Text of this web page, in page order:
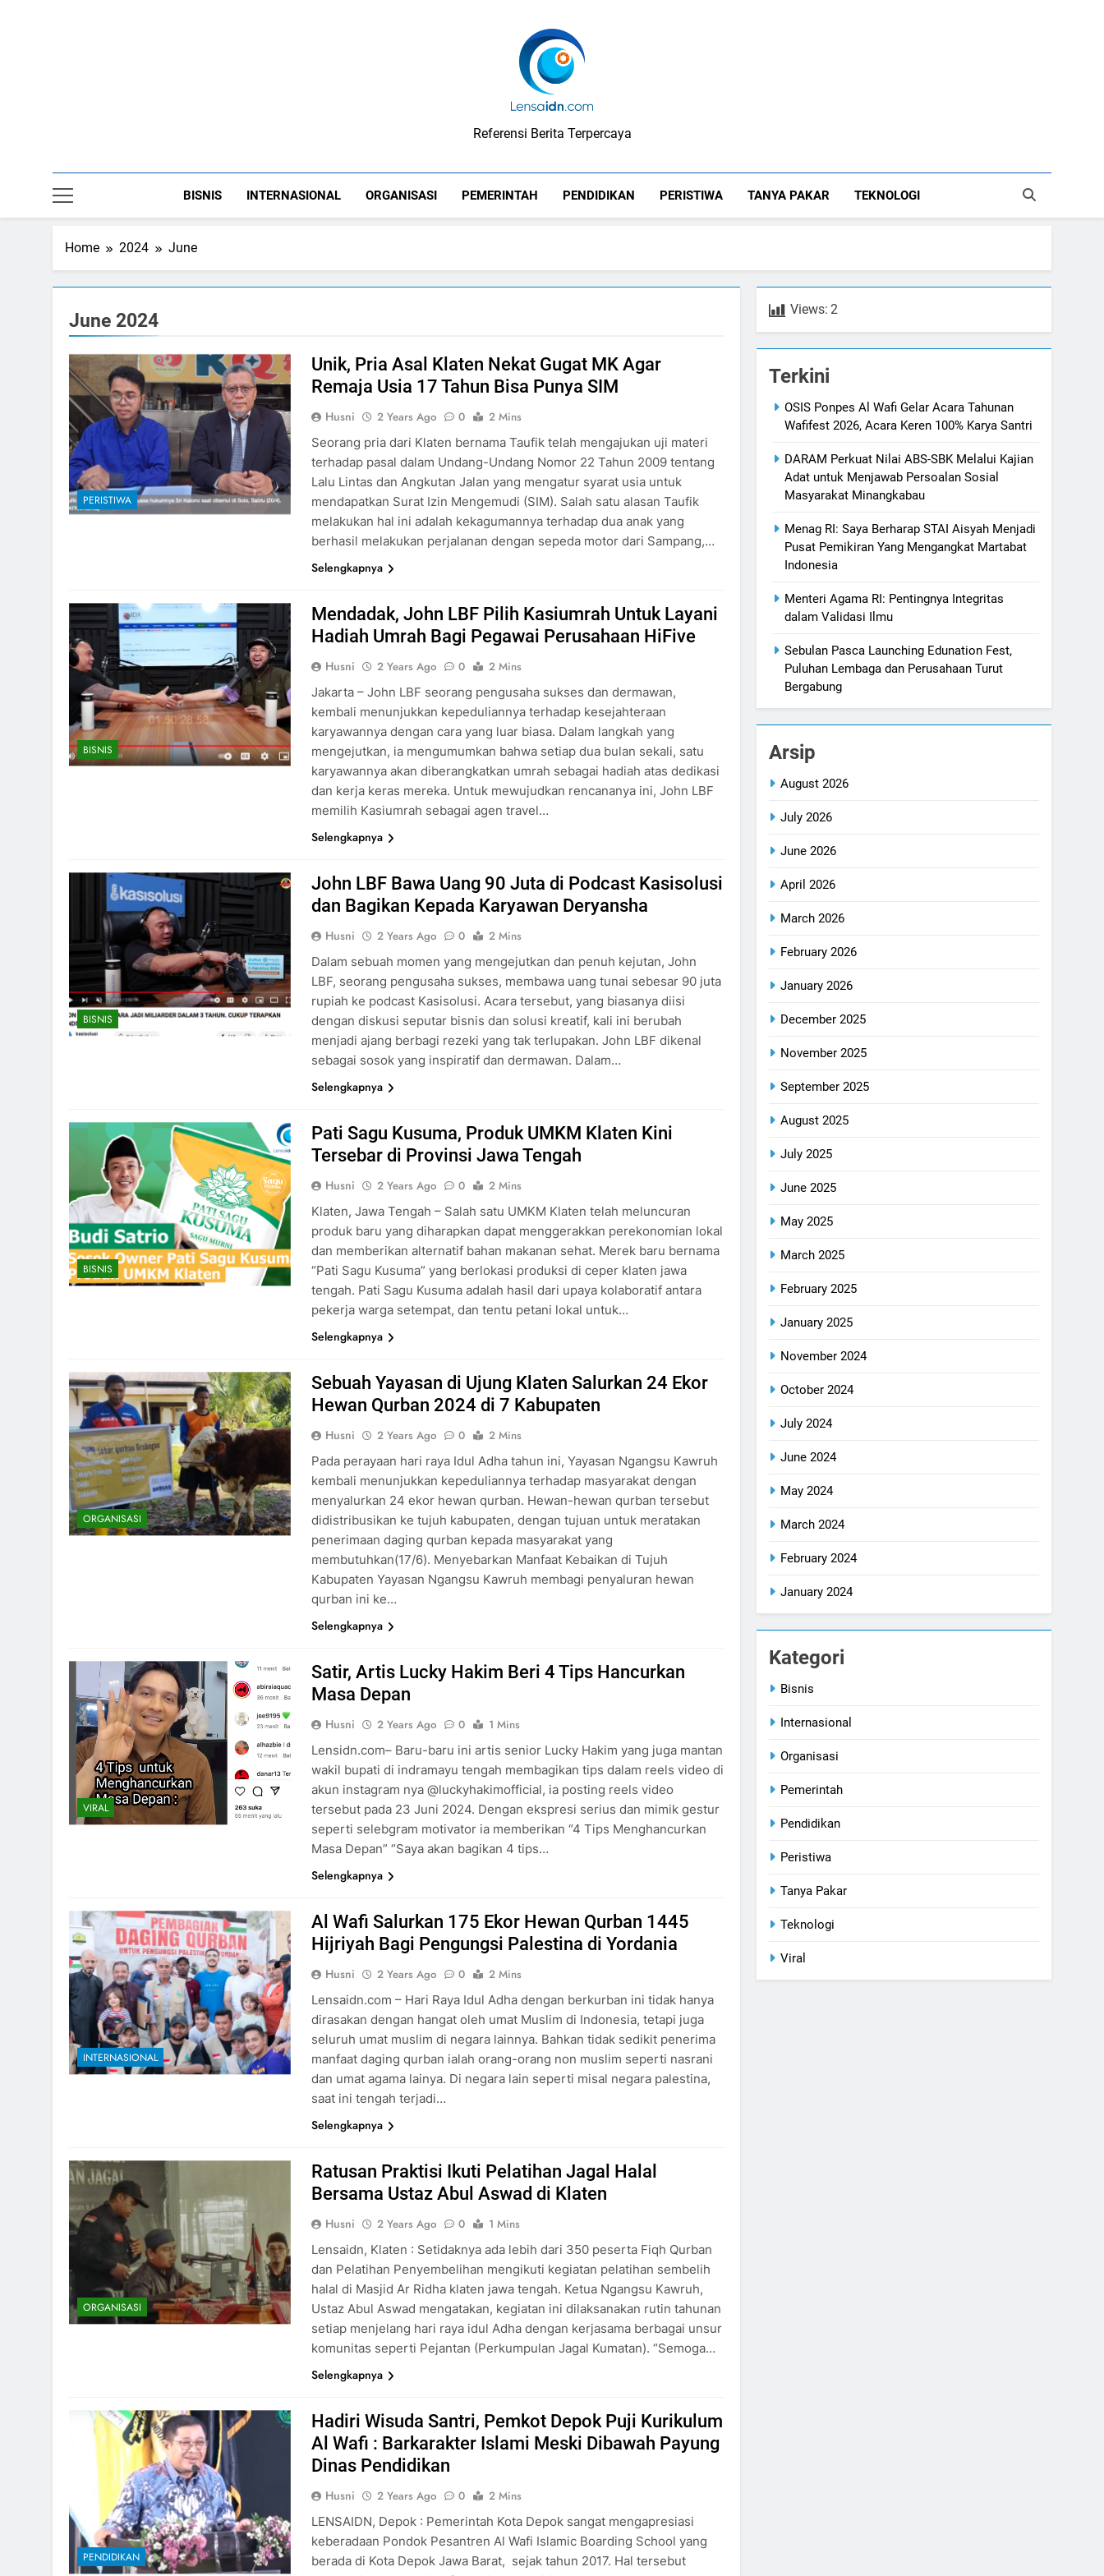
LensaIDN
Referensi Berita Terpercaya
BISNIS INTERNASIONAL ORGANISASI PEMERINTAH PENDIDIKAN PERISTIWA TANYA PAKAR TEKNOLOGI
Home 2024 June
June 2024
PERISTIWA
Unik, Pria Asal Klaten Nekat Gugat MK Agar
Remaja Usia 17 Tahun Bisa Punya SIM
Husni 2 Years Ago 0
2 Mins
Seorang pria dari Klaten bernama Taufik telah mengajukan uji materi
terhadap pasal dalam Undang-Undang Nomor 22 Tahun 2009 tentang
Lalu Lintas dan Angkutan Jalan yang mengatur syarat usia untuk
mendapatkan Surat Izin Mengemudi (SIM). Salah satu alasan Taufik
melakukan hal ini adalah kekagumannya terhadap dua anak yang
berhasil melakukan perjalanan dengan sepeda motor dari Sampang,…
Selengkapnya
BISNIS
Mendadak, John LBF Pilih Kasiumrah Untuk Layani
Hadiah Umrah Bagi Pegawai Perusahaan HiFive
Husni 2 Years Ago 0
2 Mins
Jakarta – John LBF seorang pengusaha sukses dan dermawan,
kembali menunjukkan kepeduliannya terhadap kesejahteraan
karyawannya dengan cara yang luar biasa. Dalam langkah yang
mengejutkan, ia mengumumkan bahwa setiap dua bulan sekali, satu
karyawannya akan diberangkatkan umrah sebagai hadiah atas dedikasi
dan kerja keras mereka. Untuk mewujudkan rencananya ini, John LBF
memilih Kasiumrah sebagai agen travel…
Selengkapnya
BISNIS
John LBF Bawa Uang 90 Juta di Podcast Kasisolusi
dan Bagikan Kepada Karyawan Deryansha
Husni 2 Years Ago 0
2 Mins
Dalam sebuah momen yang mengejutkan dan penuh kejutan, John
LBF, seorang pengusaha sukses, membawa uang tunai sebesar 90 juta
rupiah ke podcast Kasisolusi. Acara tersebut, yang biasanya diisi
dengan diskusi seputar bisnis dan solusi kreatif, kali ini berubah
menjadi ajang berbagi rezeki yang tak terlupakan. John LBF dikenal
sebagai sosok yang inspiratif dan dermawan. Dalam…
Selengkapnya
BISNIS
Pati Sagu Kusuma, Produk UMKM Klaten Kini
Tersebar di Provinsi Jawa Tengah
Husni 2 Years Ago 0
2 Mins
Klaten, Jawa Tengah – Salah satu UMKM Klaten telah meluncuran
produk baru yang diharapkan dapat menggerakkan perekonomian lokal
dan memberikan alternatif bahan makanan sehat. Merek baru bernama
“Pati Sagu Kusuma” yang berlokasi produksi di ceper klaten jawa
tengah. Pati Sagu Kusuma adalah hasil dari upaya kolaboratif antara
pekerja warga setempat, dan tentu petani lokal untuk…
Selengkapnya
ORGANISASI
Sebuah Yayasan di Ujung Klaten Salurkan 24 Ekor
Hewan Qurban 2024 di 7 Kabupaten
Husni 2 Years Ago 0
2 Mins
Pada perayaan hari raya Idul Adha tahun ini, Yayasan Ngangsu Kawruh
kembali menunjukkan kepeduliannya terhadap masyarakat dengan
menyalurkan 24 ekor hewan qurban. Hewan-hewan qurban tersebut
didistribusikan ke tujuh kabupaten, dengan tujuan untuk meratakan
penerimaan daging qurban kepada masyarakat yang
membutuhkan(17/6). Menyebarkan Manfaat Kebaikan di Tujuh
Kabupaten Yayasan Ngangsu Kawruh membagi penyaluran hewan
qurban ini ke…
Selengkapnya
VIRAL
Satir, Artis Lucky Hakim Beri 4 Tips Hancurkan
Masa Depan
Husni 2 Years Ago 0
1 Mins
Lensidn.com– Baru-baru ini artis senior Lucky Hakim yang juga mantan
wakil bupati di indramayu tengah membagikan tips dalam reels video di
akun instagram nya @luckyhakimofficial, ia posting reels video
tersebut pada 23 Juni 2024. Dengan ekspresi serius dan mimik gestur
seperti selebgram motivator ia memberikan “4 Tips Menghancurkan
Masa Depan” “Saya akan bagikan 4 tips…
Selengkapnya
INTERNASIONAL
Al Wafi Salurkan 175 Ekor Hewan Qurban 1445
Hijriyah Bagi Pengungsi Palestina di Yordania
Husni 2 Years Ago 0
2 Mins
Lensaidn.com – Hari Raya Idul Adha dengan berkurban ini tidak hanya
dirasakan dengan hangat oleh umat Muslim di Indonesia, tetapi juga
seluruh umat muslim di negara lainnya. Bahkan tidak sedikit penerima
manfaat daging qurban ialah orang-orang non muslim seperti nasrani
dan umat agama lainya. Di negara lain seperti misal negara palestina,
saat ini tengah terjadi…
Selengkapnya
ORGANISASI
Ratusan Praktisi Ikuti Pelatihan Jagal Halal
Bersama Ustaz Abul Aswad di Klaten
Husni 2 Years Ago 0
1 Mins
Lensaidn, Klaten : Setidaknya ada lebih dari 350 peserta Fiqh Qurban
dan Pelatihan Penyembelihan mengikuti kegiatan pelatihan sembelih
halal di Masjid Ar Ridha klaten jawa tengah. Ketua Ngangsu Kawruh,
Ustaz Abul Aswad mengatakan, kegiatan ini dilaksanakan rutin tahunan
setiap menjelang hari raya idul Adha dengan kerjasama berbagai unsur
komunitas seperti Pejantan (Perkumpulan Jagal Kumatan). “Semoga…
Selengkapnya
PENDIDIKAN
Hadiri Wisuda Santri, Pemkot Depok Puji Kurikulum
Al Wafi : Barkarakter Islami Meski Dibawah Payung
Dinas Pendidikan
Husni 2 Years Ago 0
2 Mins
LENSAIDN, Depok : Pemerintah Kota Depok sangat mengapresiasi
keberadaan Pondok Pesantren Al Wafi Islamic Boarding School yang
berada di Kota Depok Jawa Barat, sejak tahun 2017. Hal tersebut
Views: 2
Terkini
OSIS Ponpes Al Wafi Gelar Acara Tahunan
Wafifest 2026, Acara Keren 100% Karya Santri
DARAM Perkuat Nilai ABS-SBK Melalui Kajian
Adat untuk Menjawab Persoalan Sosial
Masyarakat Minangkabau
Menag RI: Saya Berharap STAI Aisyah Menjadi
Pusat Pemikiran Yang Mengangkat Martabat
Indonesia
Menteri Agama RI: Pentingnya Integritas
dalam Validasi Ilmu
Sebulan Pasca Launching Edunation Fest,
Puluhan Lembaga dan Perusahaan Turut
Bergabung
Arsip
August 2026
July 2026
June 2026
April 2026
March 2026
February 2026
January 2026
December 2025
November 2025
September 2025
August 2025
July 2025
June 2025
May 2025
March 2025
February 2025
January 2025
November 2024
October 2024
July 2024
June 2024
May 2024
March 2024
February 2024
January 2024
Kategori
Bisnis
Internasional
Organisasi
Pemerintah
Pendidikan
Peristiwa
Tanya Pakar
Teknologi
Viral